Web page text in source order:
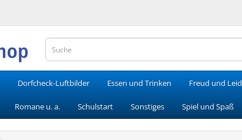
Dorfcheck-Luftbilder Essen und Trinken Freud und Leid
Romane u. a. Schulstart Sonstiges Spiel und Spaß